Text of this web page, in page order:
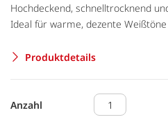
Hochdeckend, schnelltrocknend
Ideal für warme, dezente
Produktdetails
Anzahl